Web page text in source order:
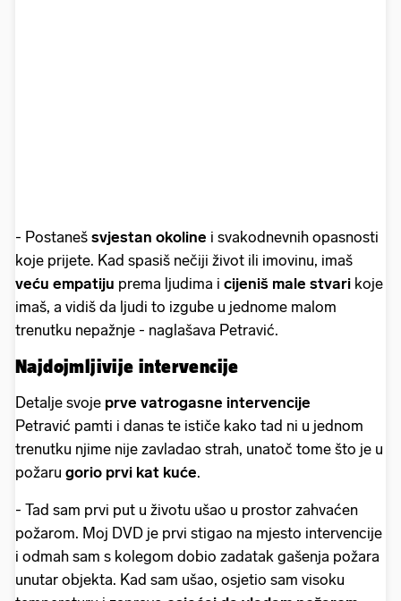
- Postaneš svjestan okoline i svakodnevnih opasnosti
koje prijete. Kad spasiš nečiji život ili imovinu, imaš
veću empatiju prema ljudima i cijeniš male stvari koje
imaš, a vidiš da ljudi to izgube u jednome malom
trenutku nepažnje - naglašava Petravić.
Najdojmljivije intervencije
Detalje svoje prve vatrogasne intervencije
Petravić pamti i danas te ističe kako tad ni u jednom
trenutku njime nije zavladao strah, unatoč tome što je u
požaru gorio prvi kat kuće.
- Tad sam prvi put u životu ušao u prostor zahvaćen
požarom. Moj DVD je prvi stigao na mjesto intervencije
i odmah sam s kolegom dobio zadatak gašenja požara
unutar objekta. Kad sam ušao, osjetio sam visoku